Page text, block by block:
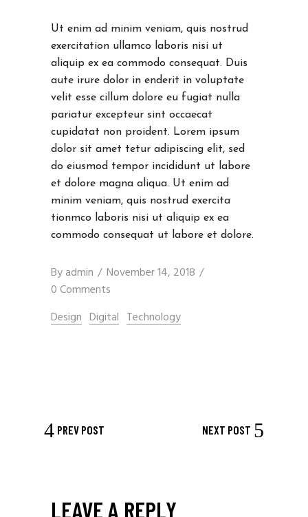
Ut enim ad minim veniam, quis nostrud
exercitation ullamco laboris nisi ut
aliquip ex ea commodo consequat. Duis
aute irure dolor in enderit in voluptate
velit esse cillum dolore eu fugiat nulla
pariatur excepteur sint occaecat
cupidatat non proident. Lorem ipsum
dolor sit amet tetur adipiscing elit, sed
do eiusmod tempor incididunt ut labore
et dolore magna aliqua. Ut enim ad
minim veniam, quis nostrud exercita
tionmco laboris nisi ut aliquip ex ea
commodo consequat ut labore et dolore.
Byadmin
November 14, 2018
0 Comments
Design Digital Technology
PREV POST NEXT POST
LEAVE A REPLY